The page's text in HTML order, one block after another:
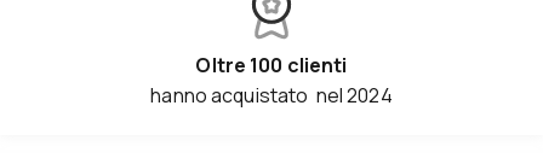
Oltre 100 clienti
hanno acquistato nel 2024